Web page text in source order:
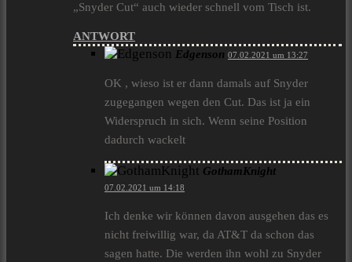
„Snyder Cut“ auch wieder schnell vom Tisch ist.
ANTWORT
Edgenson 07.02.2021 um 13:27
OK , wieso ist er dann damals auf Snyder
zugegangen wegen den Cut. Das ist ja ein
Widerspruch in sich. Wenn seine Position
dadurch wackelt
GothamKnight
07.02.2021 um 14:18
Ich denke wir können davon ausgehen das es
nicht freiwillig war, da AT&T da schon das
sagen hatte. Die werden ihn wohl zu Snyder